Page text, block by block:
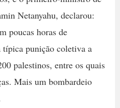
Netanyahu, declarou:
poucas horas de
típica punição coletiva a
palestinos, entre os quais
Mais um bombardeio